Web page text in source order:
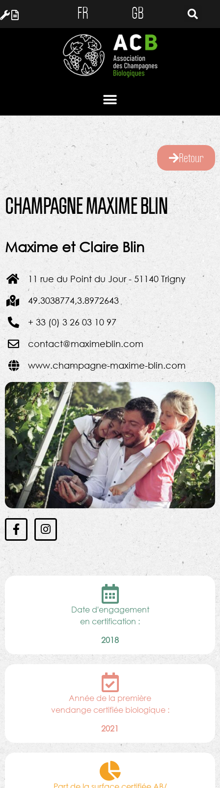
FR GB
Retour
CHAMPAGNE MAXIME BLIN
Maxime et Claire Blin
11 rue du Point du Jour - 51140 Trigny
49.3038774,3.8972643
+ 33 (0) 3 26 03 10 97
contact@maximeblin.com
www.champagne-maxime-blin.com
Date d'engagement
en certification :
2018
Année de la première
vendange certifiée biologique :
2021